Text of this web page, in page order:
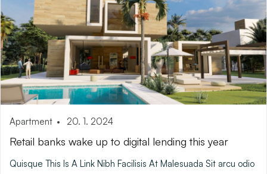
Apartment 20. 1. 2024
Retail banks wake up to digital lending this year
Quisque This Is A Link Nibh Facilisis At Malesuada Sit arcu odio